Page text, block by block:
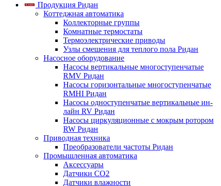
Продукция Ридан
Коттеджная автоматика
Коллекторные группы
Комнатные термостаты
Термоэлектрические приводы
Узлы смешения для теплого пола Ридан
Насосное оборудование
Насосы вертикальные многоступенчатые
RMV Ридан
Насосы горизонтальные многоступенчатые
RMHI Ридан
Насосы одноступенчатые вертикальные ин-
лайн RV Ридан
Насосы циркуляционные с мокрым ротором
RW Ридан
Приводная техника
Преобразователи частоты Ридан
Промышленная автоматика
Аксессуары
Датчики CO2
Датчики влажности